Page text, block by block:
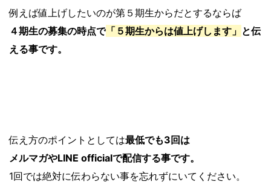
例えば値上げしたいのが第５期生からだとするならば
４期生の募集の時点で 「５期生からは値上げします」 と伝
える事です。
伝え方のポイントとしては最低でも3回は
メルマガやLINE officialで配信する事です。
1回では絶対に伝わらない事を忘れずにいてください。